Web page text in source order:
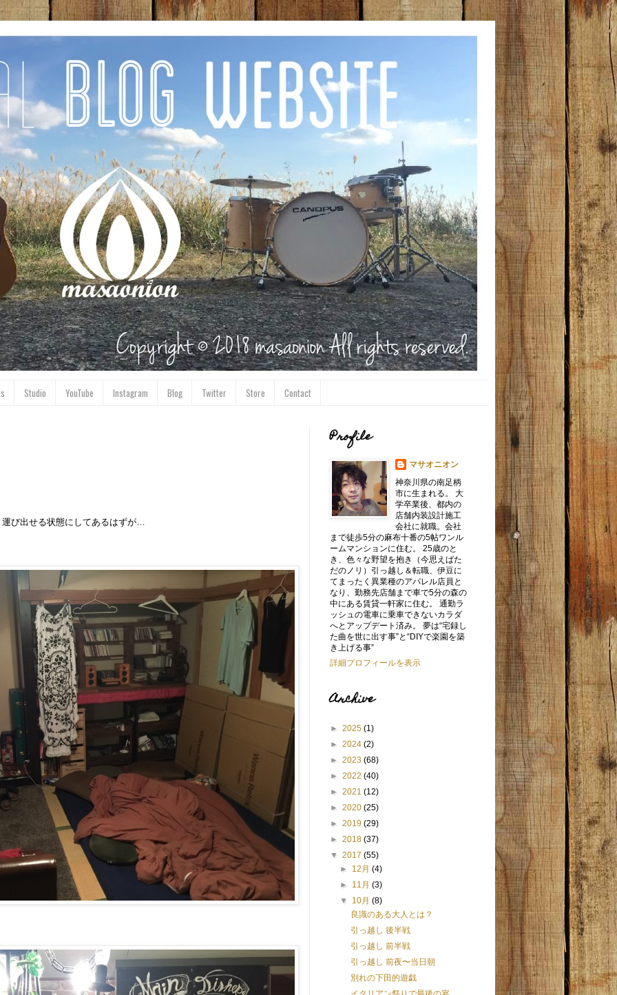
Studio YouTube Instagram Blog Twitter Store Contact
び出せる状態にしてあるはずが…
Profile
マサオニオン
神奈川県の南足柄
市に生まれる。 大
学卒業後、都内の
店舗内装設計施工
会社に就職。会社
まで徒歩5分の麻布十番の5帖ワンル
ームマンションに住む。 25歳のと
き、色々な野望を抱き（今思えばた
だのノリ）引っ越し＆転職、伊豆に
てまったく異業種のアパレル店員と
なり、勤務先店舗まで車で5分の森の
中にある賃貸一軒家に住む。 通勤ラ
ッシュの電車に乗車できないカラダ
へとアップデート済み。 夢は“宅録し
た曲を世に出す事”と“DIYで楽園を築
き上げる事”
詳細プロフィールを表示
Archive
► 2025 (1)
► 2024 (2)
► 2023 (68)
► 2022 (40)
► 2021 (12)
► 2020 (25)
► 2019 (29)
► 2018 (37)
▼ 2017 (55)
► 12月(4)
► 11月(3)
▼ 10月(8)
良識のある大人とは？
引っ越し 後半戦
引っ越し 前半戦
引っ越し 前夜〜当日朝
別れの下田的遊戯